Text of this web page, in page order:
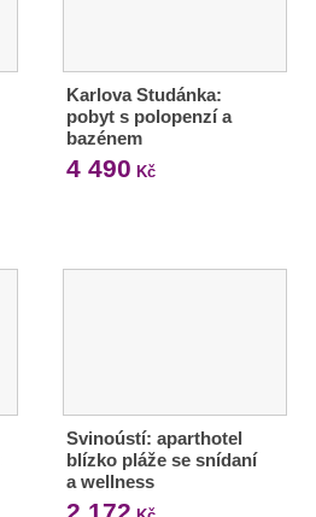
Karlova Studánka:
pobyt s polopenzí a
bazénem
4 490 Kč
Svinoústí: aparthotel
blízko pláže se snídaní
a wellness